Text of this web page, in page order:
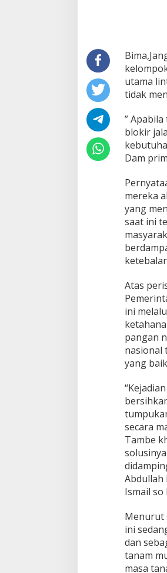
utama
tidak
”
blokir
Dam
mereka
yang
saat ini
Atas
ini
pangan
nasional
yang
secara
Tambe
Abdullah
Ismail so
Menurut
ini
dan
tanam
masa